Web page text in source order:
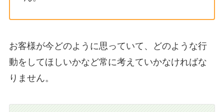
お客様が今どのように思っていて、どのような行
動をしてほしいかなど常に考えていかなければな
りません。